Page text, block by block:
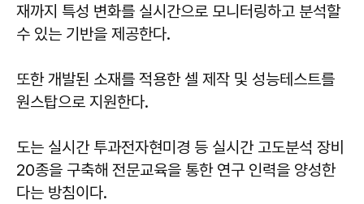
재까지 특성 변화를 실시간으로 모니터링하고 분석할
수 있는 기반을 제공한다.
또한 개발된 소재를 적용한 셀 제작 및 성능테스트를
원스탑으로 지원한다.
도는 실시간 투과전자현미경 등 실시간 고도분석 장비
20종을 구축해 전문교육을 통한 연구 인력을 양성한
다는 방침이다.